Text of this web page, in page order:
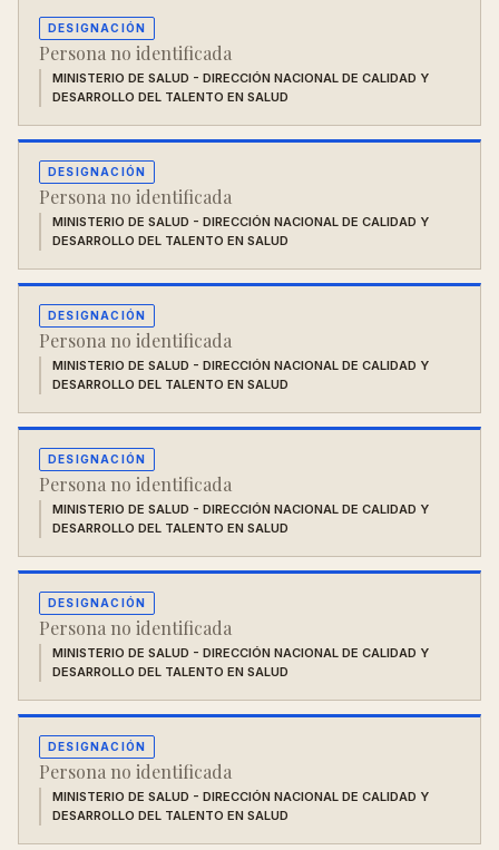
DESIGNACIÓN
Persona no identificada
MINISTERIO DE SALUD - DIRECCIÓN NACIONAL DE CALIDAD Y
DESARROLLO DEL TALENTO EN SALUD
DESIGNACIÓN
Persona no identificada
MINISTERIO DE SALUD - DIRECCIÓN NACIONAL DE CALIDAD Y
DESARROLLO DEL TALENTO EN SALUD
DESIGNACIÓN
Persona no identificada
MINISTERIO DE SALUD - DIRECCIÓN NACIONAL DE CALIDAD Y
DESARROLLO DEL TALENTO EN SALUD
DESIGNACIÓN
Persona no identificada
MINISTERIO DE SALUD - DIRECCIÓN NACIONAL DE CALIDAD Y
DESARROLLO DEL TALENTO EN SALUD
DESIGNACIÓN
Persona no identificada
MINISTERIO DE SALUD - DIRECCIÓN NACIONAL DE CALIDAD Y
DESARROLLO DEL TALENTO EN SALUD
DESIGNACIÓN
Persona no identificada
MINISTERIO DE SALUD - DIRECCIÓN NACIONAL DE CALIDAD Y
DESARROLLO DEL TALENTO EN SALUD